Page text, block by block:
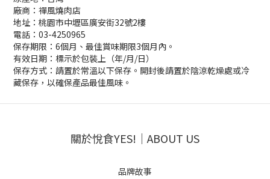
廠商：禪風燒肉店
地址：桃園市中壢區廣安街32號2樓
電話：03-4250965
保存期限：6個月、最佳賞味期限3個月內。
有效日期：標示於包裝上（年/月/日）
保存方式：請置於常溫以下保存。開封後請置於陰涼乾燥處或冷
藏保存，以確保產品最佳風味。
關於悅食YES!｜ABOUT US
品牌故事